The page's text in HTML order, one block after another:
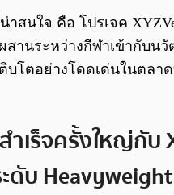
าสนใจ คือ โปรเจค
านระหว่างกีฬาเข้ากับน
บโตอย่างโดดเด่นในตลา
ำเร็จครั้งใหญ่กับ
ดับ